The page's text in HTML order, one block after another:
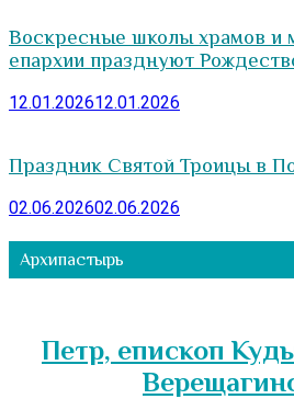
Воскресные школы храмов и
епархии празднуют
12.01.202612.01.2026
Праздник Святой Троицы в
02.06.202602.06.2026
Архипастырь
Петр, епископ